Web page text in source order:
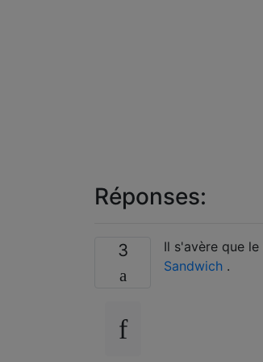
Réponses:
3 Il s'avère que le
Sandwich .